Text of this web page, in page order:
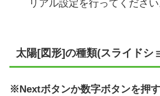
リアル設定を行ってください
太陽[図形]の種類(スライドシ
※Nextボタンか数字ボタンを押